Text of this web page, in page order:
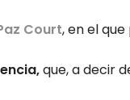
Court, en el
que, a decir